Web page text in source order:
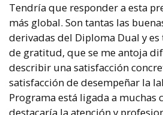
Tendría que responder a esta
más global. Son tantas las
derivadas del Diploma Dual y
de gratitud, que se me antoja
describir una satisfacción
satisfacción de desempeñar la
Programa está ligada a muchas